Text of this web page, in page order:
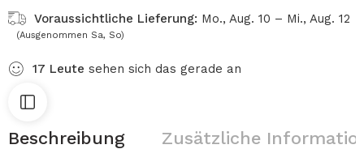
Voraussichtliche Lieferung: Mo., Aug. 10 – Mi., Aug. 12
(Ausgenommen Sa, So)
17 Leute sehen sich das gerade an
Beschreibung Zusätzliche